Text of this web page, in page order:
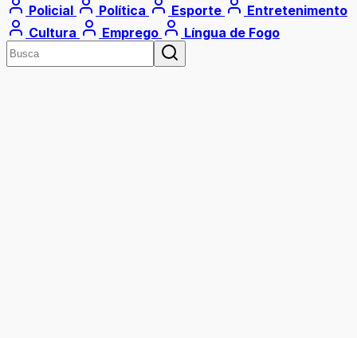
Policial
Política Esporte
Entretenimento
Cultura
Emprego Língua de Fogo